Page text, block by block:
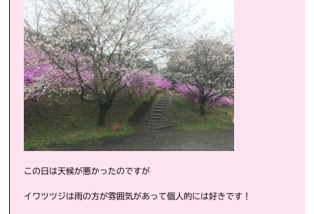
この日は天候が悪かったのですが
イワツツジは雨の方が雰囲気があって個人的には好きです！